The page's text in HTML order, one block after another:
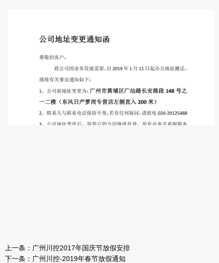
上一条： 广州川控2017年国庆节放假安排
下一条： 广州川控-2019年春节放假通知